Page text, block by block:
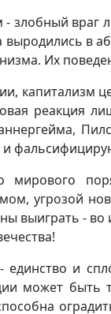
злобный враг
выродились в
Их
капитализм
реакция
мирового
угрозой
выиграть - во
единство и
может быть